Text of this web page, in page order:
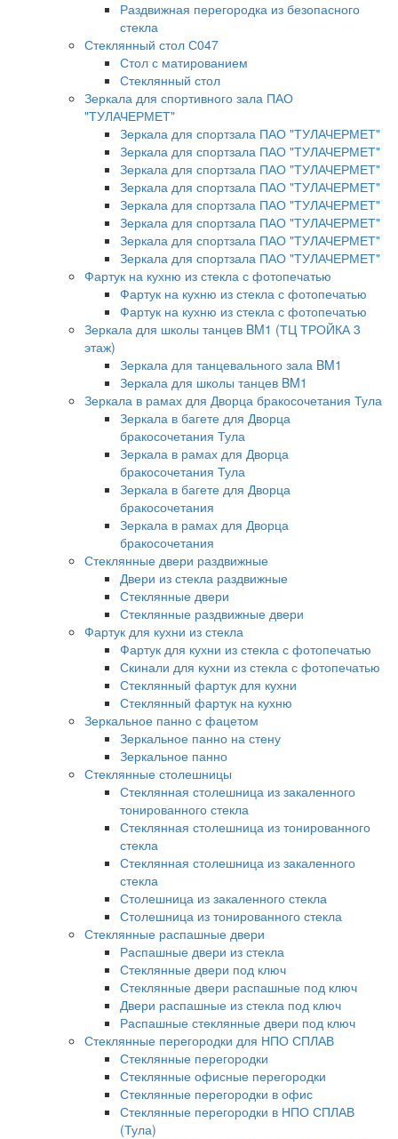
Раздвижная перегородка из безопасного
стекла
Стеклянный стол С047
Стол с матированием
Стеклянный стол
Зеркала для спортивного зала ПАО
"ТУЛАЧЕРМЕТ"
Зеркала для спортзала ПАО "ТУЛАЧЕРМЕТ"
Зеркала для спортзала ПАО "ТУЛАЧЕРМЕТ"
Зеркала для спортзала ПАО "ТУЛАЧЕРМЕТ"
Зеркала для спортзала ПАО "ТУЛАЧЕРМЕТ"
Зеркала для спортзала ПАО "ТУЛАЧЕРМЕТ"
Зеркала для спортзала ПАО "ТУЛАЧЕРМЕТ"
Зеркала для спортзала ПАО "ТУЛАЧЕРМЕТ"
Зеркала для спортзала ПАО "ТУЛАЧЕРМЕТ"
Фартук на кухню из стекла с фотопечатью
Фартук на кухню из стекла с фотопечатью
Фартук на кухню из стекла с фотопечатью
Зеркала для школы танцев BM1 (ТЦ ТРОЙКА 3
этаж)
Зеркала для танцевального зала BM1
Зеркала для школы танцев BM1
Зеркала в рамах для Дворца бракосочетания Тула
Зеркала в багете для Дворца
бракосочетания Тула
Зеркала в рамах для Дворца
бракосочетания Тула
Зеркала в багете для Дворца
бракосочетания
Зеркала в рамах для Дворца
бракосочетания
Стеклянные двери раздвижные
Двери из стекла раздвижные
Стеклянные двери
Стеклянные раздвижные двери
Фартук для кухни из стекла
Фартук для кухни из стекла с фотопечатью
Скинали для кухни из стекла с фотопечатью
Стеклянный фартук для кухни
Стеклянный фартук на кухню
Зеркальное панно с фацетом
Зеркальное панно на стену
Зеркальное панно
Стеклянные столешницы
Стеклянная столешница из закаленного
тонированного стекла
Стеклянная столешница из тонированного
стекла
Стеклянная столешница из закаленного
стекла
Столешница из закаленного стекла
Столешница из тонированного стекла
Стеклянные распашные двери
Распашные двери из стекла
Стеклянные двери под ключ
Стеклянные двери распашные под ключ
Двери распашные из стекла под ключ
Распашные стеклянные двери под ключ
Стеклянные перегородки для НПО СПЛАВ
Стеклянные перегородки
Стеклянные офисные перегородки
Стеклянные перегородки в офис
Стеклянные перегородки в НПО СПЛАВ
(Тула)